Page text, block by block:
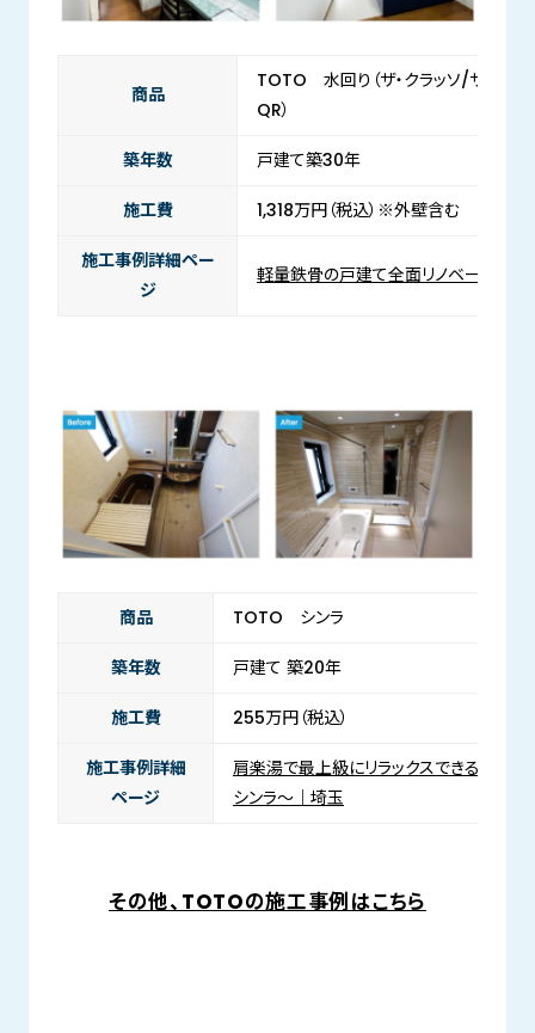
商品
TOTO 水回り（ザ・クラッソ/サザナ/
QR）
築年数 戸建て築30年
施工費 1,318万円（税込）※外壁含む
施工事例詳細ペー
ジ
軽量鉄骨の戸建て全面リノベーション
商品 TOTO シンラ
築年数 戸建て 築20年
施工費 255万円（税込）
施工事例詳細
ページ
肩楽湯で最上級にリラックスできるお風
シンラ～｜埼玉
その他、TOTOの施工事例はこちら